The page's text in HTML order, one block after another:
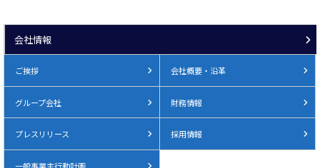
会社情報
ご挨拶 会社概要・沿革
グループ会社 財務情報
プレスリリース 採用情報
一般事業主行動計画